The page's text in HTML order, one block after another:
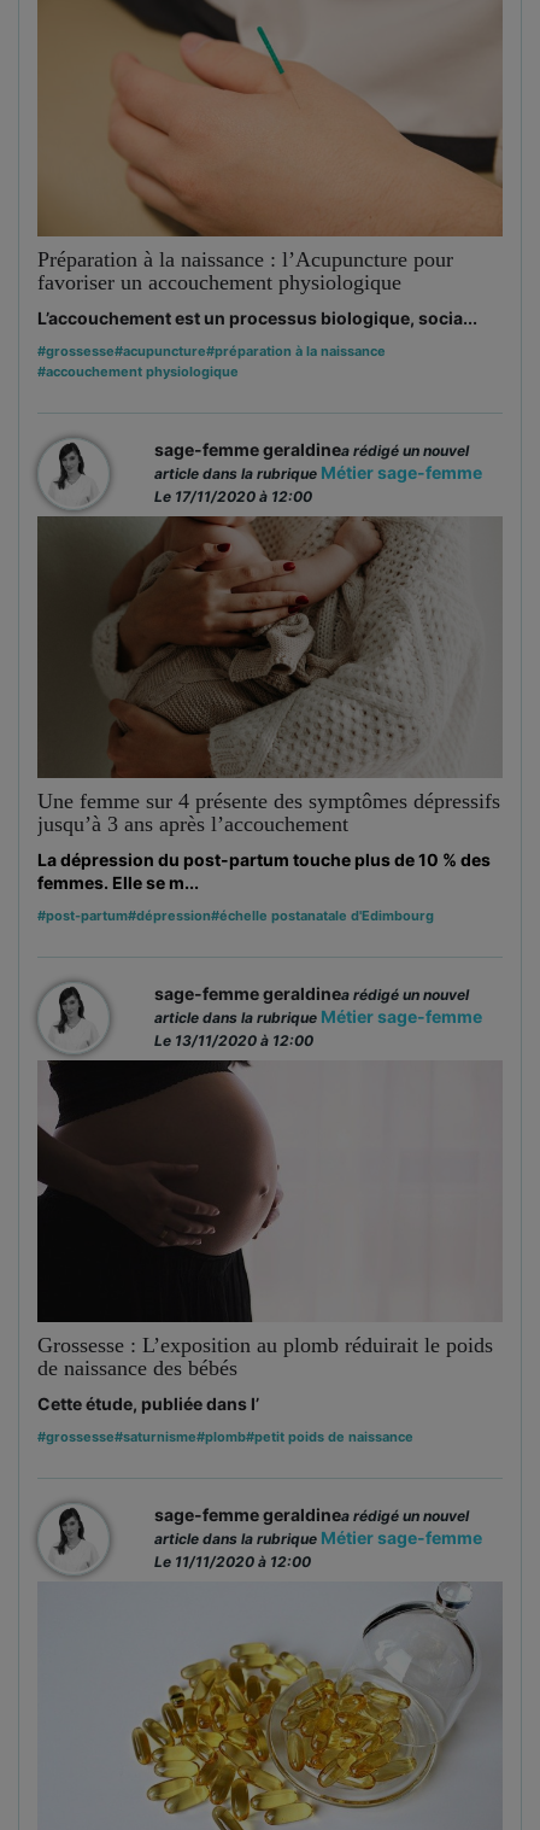
Préparation à la naissance : l’Acupuncture pour
favoriser un accouchement physiologique
L’accouchement est un processus biologique, socia...
#grossesse#acupuncture#préparation à la naissance
#accouchement physiologique
sage-femme geraldinea rédigé un nouvel
article dans la rubrique Métier sage-femme
Le 17/11/2020 à 12:00
Une femme sur 4 présente des symptômes dépressifs
jusqu’à 3 ans après l’accouchement
La dépression du post-partum touche plus de 10 % des
femmes. Elle se m...
#post-partum#dépression#échelle postanatale d'Edimbourg
sage-femme geraldinea rédigé un nouvel
article dans la rubrique Métier sage-femme
Le 13/11/2020 à 12:00
Grossesse : L’exposition au plomb réduirait le poids
de naissance des bébés
Cette étude, publiée dans l’
#grossesse#saturnisme#plomb#petit poids de naissance
sage-femme geraldinea rédigé un nouvel
article dans la rubrique Métier sage-femme
Le 11/11/2020 à 12:00